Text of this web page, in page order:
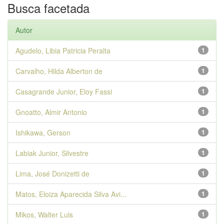
Busca facetada
Autor
1
Agudelo, Libia Patricia Peralta
1
Carvalho, Hilda Alberton de
1
Casagrande Junior, Eloy Fassi
1
Gnoatto, Almir Antonio
1
Ishikawa, Gerson
1
Labiak Junior, Silvestre
1
Lima, José Donizetti de
1
Matos, Eloiza Aparecida Silva Avi...
1
Mikos, Walter Luis